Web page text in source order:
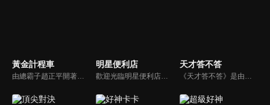
黃金計程車 明星便利店
歡迎光臨明星便利店！你覺得便利店裡面有什麼？關東煮？茶葉蛋？還是讓你尖叫的大明星？一家擁有明星的便利店，到底有多稀奇，你會不會想要光臨呢？
天才答不答